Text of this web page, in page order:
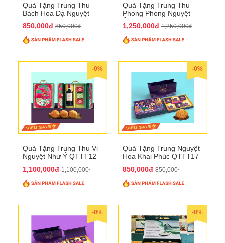
Quà Tặng Trung Thu
Bách Hoa Dạ Nguyệt
850,000đ 850,000₫
Quà Tặng Trung Thu
Phong Phong Nguyệt
1,250,000đ 1,250,000₫
-0%
Quà Tặng Trung Thu Vi
Nguyệt Như Ý QTTT12
1,100,000đ 1,100,000₫
-0%
Quà Tặng Trung Nguyệt
Hoa Khai Phúc QTTT17
850,000đ 850,000₫
-0% -0%